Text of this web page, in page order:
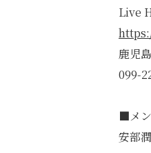
Live
鹿児
099-
■メ
安部